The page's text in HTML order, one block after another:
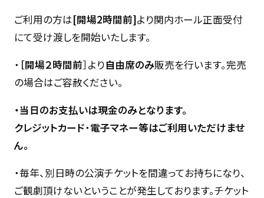
ご利用の方は[開場2時間前]より関内ホール正面受付
にて受け渡しを開始いたします。
・ ［開場２時間前］より自由席のみ販売を行います。完売
の場合はご容赦ください。
・当日のお支払いは現金のみとなります。
クレジットカード・電子マネー等はご利用いただけませ
ん。
・毎年、別日時の公演チケットを間違ってお持ちになり、
ご観劇頂けないということが発生しております。チケット